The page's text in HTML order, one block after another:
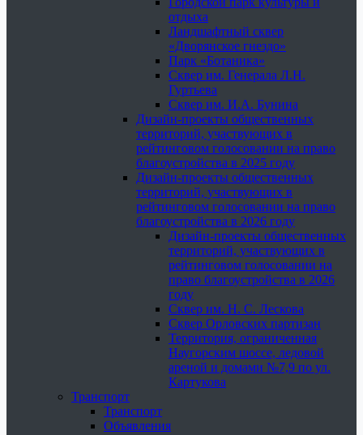
отдыха
Ландшафтный сквер
«Дворянское гнездо»
Парк «Ботаника»
Сквер им. Генерала Л.Н.
Гуртьева
Сквер им. И.А. Бунина
Дизайн-проекты общественных
территорий, участвующих в
рейтинговом голосовании на право
благоустройства в 2025 году
Дизайн-проекты общественных
территорий, участвующих в
рейтинговом голосовании на право
благоустройства в 2026 году
Дизайн-проекты общественных
территорий, участвующих в
рейтинговом голосовании на
право благоустройства в 2026
году
Сквер им. Н. С. Лескова
Сквер Орловских партизан
Территория, ограниченная
Наугорским шоссе, ледовой
ареной и домами №7,9 по ул.
Картукова
Транспорт
Транспорт
Объявления